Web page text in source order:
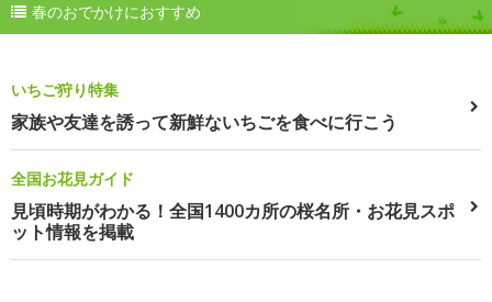
春のおでかけにおすすめ
いちご狩り特集
家族や友達を誘って新鮮ないちごを食べに行こう
全国お花見ガイド
見頃時期がわかる！全国1400カ所の桜名所・お花見スポ
ット情報を掲載